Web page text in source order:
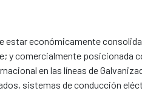
estar económicamente
y comercialmente posicionada
en las líneas de
sistemas de conducción